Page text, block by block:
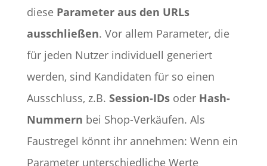
diese Parameter aus den URLs
ausschließen. Vor allem Parameter, die
für jeden Nutzer individuell generiert
werden, sind Kandidaten für so einen
Ausschluss, z.B. Session-IDsoder Hash-
Nummern bei Shop-Verkäufen. Als
Faustregel könnt ihr annehmen: Wenn ein
Parameter unterschiedliche Werte